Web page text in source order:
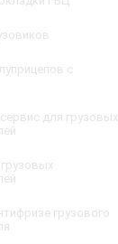
с
для грузовых
грузового